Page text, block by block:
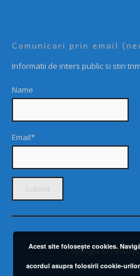
Comunicari prin email
Informatii de inters public si stiri
Name
Email*
Copyright ©
Acest site foloseşte cookies.
acordul asupra folosirii cookie-